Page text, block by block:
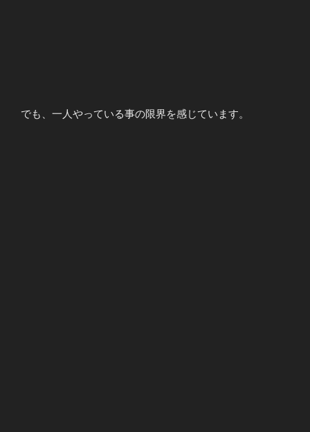
でも、一人やっている事の限界を感じています。